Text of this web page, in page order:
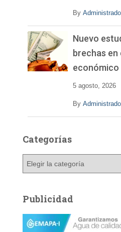
By
Nuevo
brechas en
económico
5 agosto, 2026
By
Categorías
g
o
Publicidad